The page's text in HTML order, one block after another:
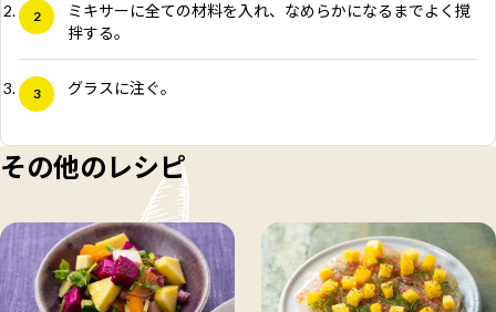
ミキサーに全ての材料を入れ、なめらかになるまでよく撹
拌する。
グラスに注ぐ。
その他のレシピ